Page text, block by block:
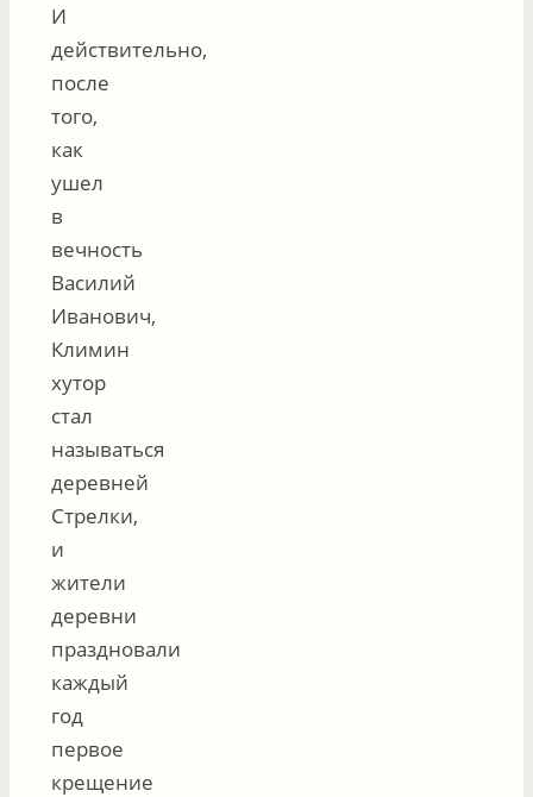
И
действительно,
после
того,
как
ушел
в
вечность
Василий
Иванович,
Климин
хутор
стал
называться
деревней
Стрелки,
и
жители
деревни
праздновали
каждый
год
первое
крещение